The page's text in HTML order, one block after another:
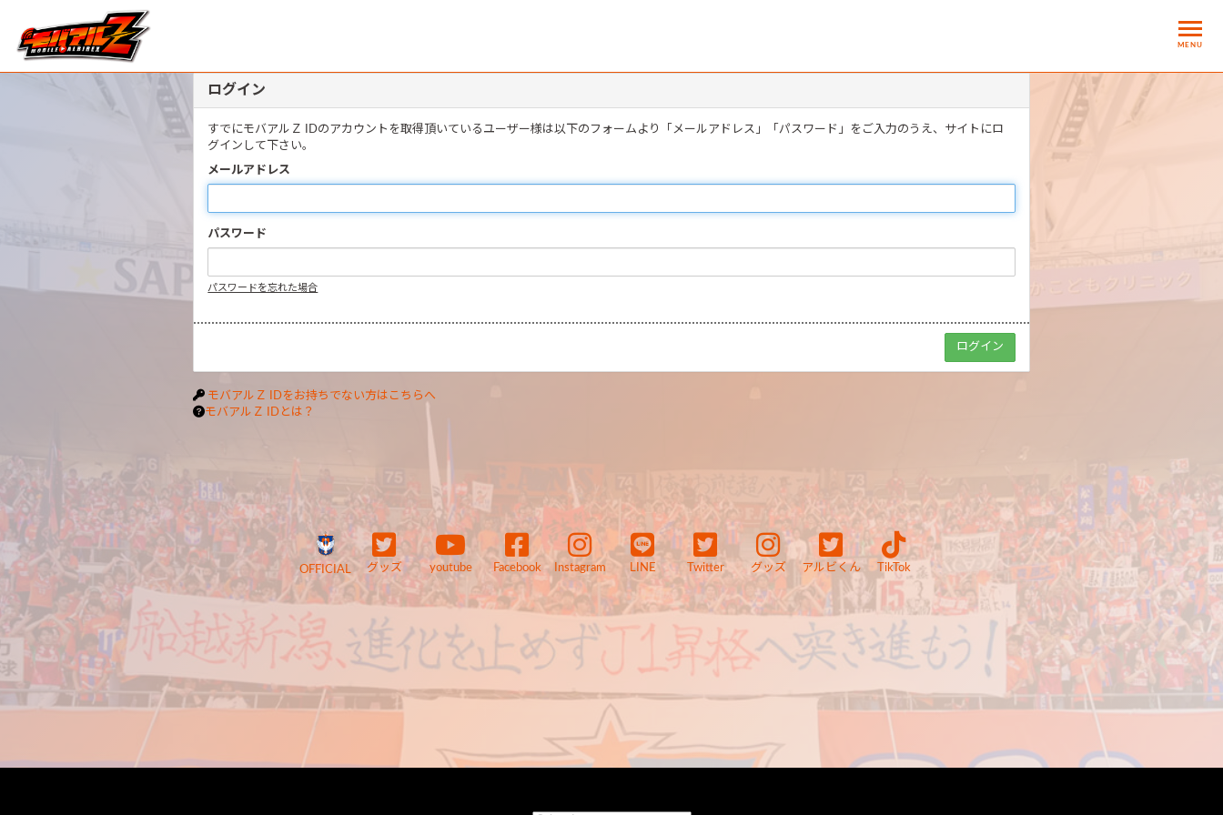
MENU
ログイン
すでにモバアルＺ IDのアカウントを取得頂いているユーザー様は以下のフォームより「メールアドレス」「パスワード」をご入力のうえ、サイトにロ
グインして下さい。
メールアドレス
パスワード
パスワードを忘れた場合
モバアルＺ IDをお持ちでない方はこちらへ
モバアルＺ IDとは？
OFFICIAL グッズ youtube Facebook Instagram LINE Twitter グッズ アルビくん TikTok